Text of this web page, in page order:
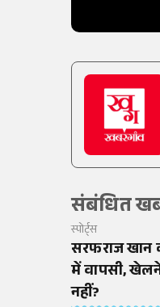
संबंधित
स्पोर्ट्स
सरफराज खान
में वापसी,
नहीं?